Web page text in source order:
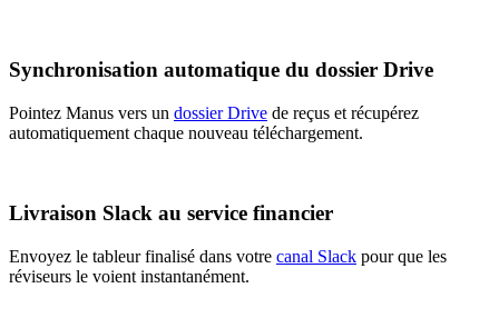
Synchronisation automatique du dossier Drive
Pointez Manus vers un dossier Drive de reçus et récupérez
automatiquement chaque nouveau téléchargement.
Livraison Slack au service financier
Envoyez le tableur finalisé dans votre canal Slack pour que les
réviseurs le voient instantanément.